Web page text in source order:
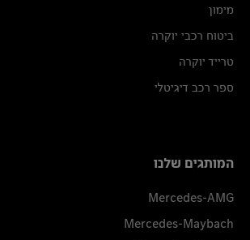
מימון
ביטוח רכבי יוקרה
טרייד יוקרה
ספר רכב דיגיטלי
המותגים שלנו
Mercedes-AMG
Mercedes-Maybach